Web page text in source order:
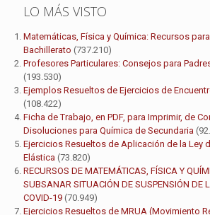
LO MÁS VISTO
Matemáticas, Física y Química: Recursos
Bachillerato (737.210)
Profesores Particulares: Consejos para
(193.530)
Ejemplos Resueltos de Ejercicios de
(108.422)
Ficha de Trabajo, en PDF, para Imprimir, de
Disoluciones para Química de Secundaria
Ejercicios Resueltos de Aplicación de la Ley
Elástica (73.820)
RECURSOS DE MATEMÁTICAS, FÍSICA Y
SUBSANAR SITUACIÓN DE SUSPENSIÓN DE
COVID-19 (70.949)
Ejercicios Resueltos de MRUA (Movimiento